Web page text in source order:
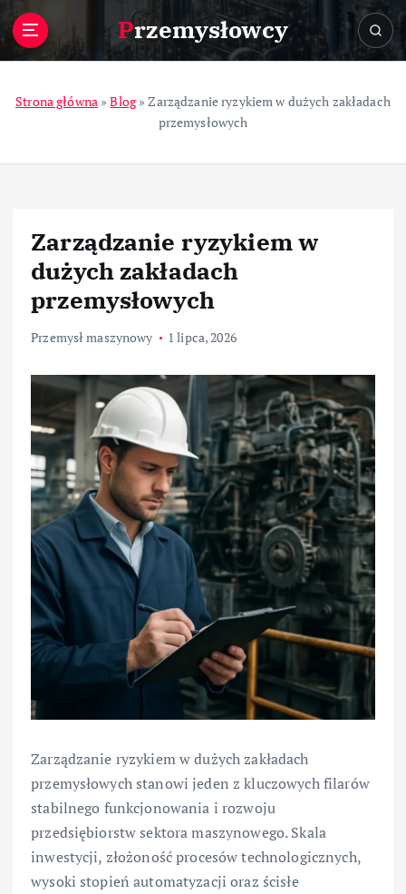
Przemysłowcy
Strona główna»Blog»Zarządzanie ryzykiem w dużych zakładach
przemysłowych
Zarządzanie ryzykiem w
dużych zakładach
przemysłowych
Przemysł maszynowy 1 lipca, 2026
Zarządzanie ryzykiem w dużych zakładach
przemysłowych stanowi jeden z kluczowych filarów
stabilnego funkcjonowania i rozwoju
przedsiębiorstw sektora maszynowego. Skala
inwestycji, złożoność procesów technologicznych,
wysoki stopień automatyzacji oraz ścisłe